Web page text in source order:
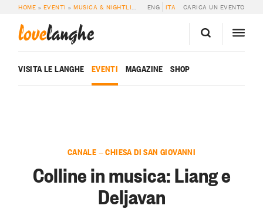
HOME » EVENTI »MUSICA & NIGHTLIFE COLLINE IN MUSICA: LIANG E
ENG ITA CARICA UN EVENTO
lovelanghe
VISITA LE LANGHE EVENTI MAGAZINE SHOP
CANALE — CHIESA DI SAN GIOVANNI
Colline in musica: Liang e
Deljavan